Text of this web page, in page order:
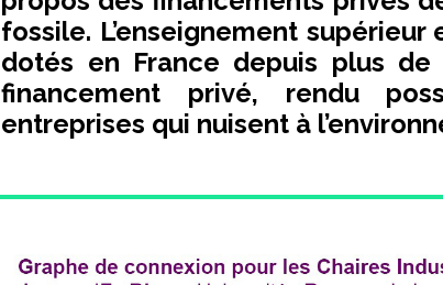
fossile. L’enseignement
dotés en France depuis plus
financement privé, rendu
entreprises qui nuisent à